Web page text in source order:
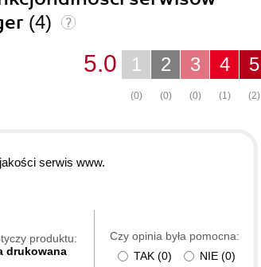
(4)
5
(2)
4
(1)
3
(0)
2
(0)
1
(0)
5.0
serwis www.
produktu:
drukowana
Czy opinia była pomocna:
TAK (0) NIE (0)